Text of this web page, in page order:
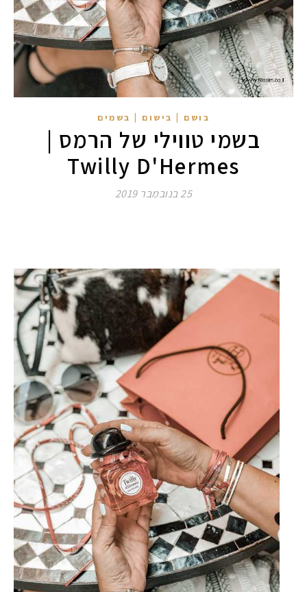
בושם | בישום | בשמים
בשמי טווילי של הרמס |
Twilly D'Hermes
25 בנובמבר 2019